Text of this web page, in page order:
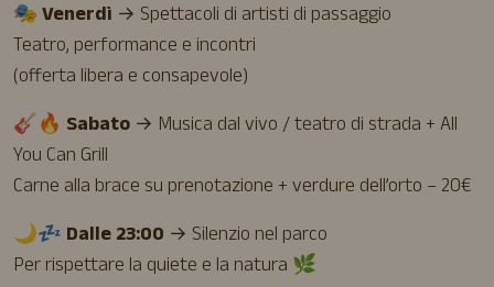
🎭Venerdì → Spettacoli di artisti di passaggio
Teatro, performance e incontri
(offerta libera e consapevole)
🎸🔥 Sabato → Musica dal vivo / teatro di strada + All
You Can Grill
Carne alla brace su prenotazione + verdure dell’orto – 20€
🌙💤 Dalle 23:00 → Silenzio nel parco
Per rispettare la quiete e la natura 🌿